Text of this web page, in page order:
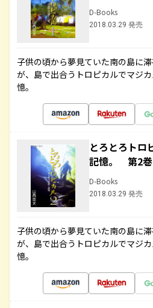
D-Books
2018.03.29 発売
子供の頃から夢見ていた南の島に
が、島で出合うトロピカルでマジ
憶。
とろとろト
記憶。 第2巻
D-Books
2018.03.29 発売
子供の頃から夢見ていた南の島に
が、島で出合うトロピカルでマジ
憶。